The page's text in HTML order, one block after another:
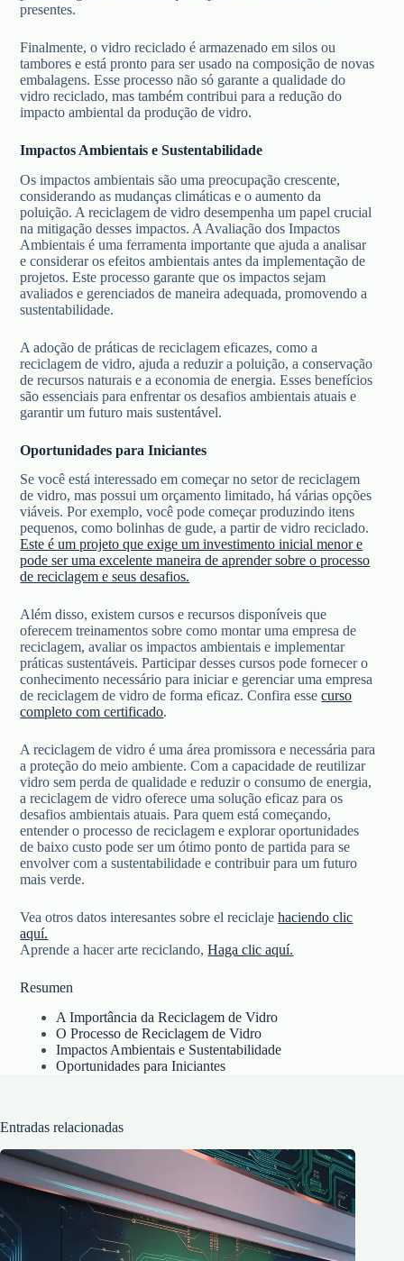
presentes.
Finalmente, o vidro reciclado é armazenado em silos ou
tambores e está pronto para ser usado na composição de novas
embalagens. Esse processo não só garante a qualidade do
vidro reciclado, mas também contribui para a redução do
impacto ambiental da produção de vidro.
Impactos Ambientais e Sustentabilidade
Os impactos ambientais são uma preocupação crescente,
considerando as mudanças climáticas e o aumento da
poluição. A reciclagem de vidro desempenha um papel crucial
na mitigação desses impactos. A Avaliação dos Impactos
Ambientais é uma ferramenta importante que ajuda a analisar
e considerar os efeitos ambientais antes da implementação de
projetos. Este processo garante que os impactos sejam
avaliados e gerenciados de maneira adequada, promovendo a
sustentabilidade.
A adoção de práticas de reciclagem eficazes, como a
reciclagem de vidro, ajuda a reduzir a poluição, a conservação
de recursos naturais e a economia de energia. Esses benefícios
são essenciais para enfrentar os desafios ambientais atuais e
garantir um futuro mais sustentável.
Oportunidades para Iniciantes
Se você está interessado em começar no setor de reciclagem
de vidro, mas possui um orçamento limitado, há várias opções
viáveis. Por exemplo, você pode começar produzindo itens
pequenos, como bolinhas de gude, a partir de vidro reciclado.
Este é um projeto que exige um investimento inicial menor e
pode ser uma excelente maneira de aprender sobre o processo
de reciclagem e seus desafios.
Além disso, existem cursos e recursos disponíveis que
oferecem treinamentos sobre como montar uma empresa de
reciclagem, avaliar os impactos ambientais e implementar
práticas sustentáveis. Participar desses cursos pode fornecer o
conhecimento necessário para iniciar e gerenciar uma empresa
de reciclagem de vidro de forma eficaz. Confira essecurso
completo com certificado.
A reciclagem de vidro é uma área promissora e necessária para
a proteção do meio ambiente. Com a capacidade de reutilizar
vidro sem perda de qualidade e reduzir o consumo de energia,
a reciclagem de vidro oferece uma solução eficaz para os
desafios ambientais atuais. Para quem está começando,
entender o processo de reciclagem e explorar oportunidades
de baixo custo pode ser um ótimo ponto de partida para se
envolver com a sustentabilidade e contribuir para um futuro
mais verde.
Vea otros datos interesantes sobre el reciclajehaciendo clic
aquí.
Aprende a hacer arte reciclando,Haga clic aquí.
Resumen
A Importância da Reciclagem de Vidro
O Processo de Reciclagem de Vidro
Impactos Ambientais e Sustentabilidade
Oportunidades para Iniciantes
Entradas relacionadas